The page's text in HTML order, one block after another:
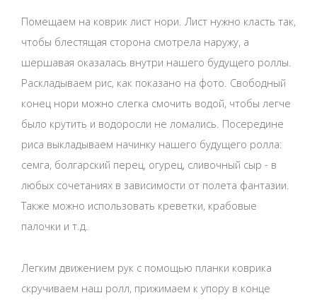
Помещаем на коврик лист нори. Лист нужно класть так,
чтобы блестящая сторона смотрела наружу, а
шершавая оказалась внутри нашего будущего роллы.
Раскладываем рис, как показано на фото. Свободный
конец нори можно слегка смочить водой, чтобы легче
было крутить и водоросли не ломались. Посередине
риса выкладываем начинку нашего будущего ролла:
семга, болгарский перец, огурец, сливочный сыр - в
любых сочетаниях в зависимости от полета фантазии.
Также можно использовать креветки, крабовые
палочки и т.д.
Легким движением рук с помощью планки коврика
скручиваем наш ролл, прижимаем к упору в конце